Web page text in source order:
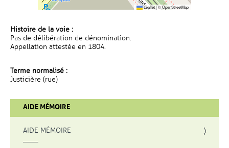
Leaflet|©OpenStreetMap
Histoire de la voie :
Pas de délibération de dénomination.
Appellation attestée en 1804.
Terme normalisé :
Justicière (rue)
AIDE MÉMOIRE
AIDE MÉMOIRE